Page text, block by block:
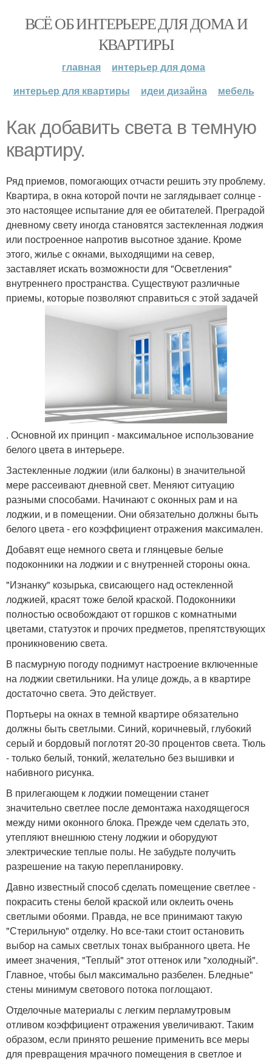
ВСЁ ОБ ИНТЕРЬЕРЕ ДЛЯ ДОМА И
КВАРТИРЫ
главная
интерьер для дома
интерьер для квартиры
идеи дизайна мебель
Как добавить света в темную
квартиру.
Ряд приемов, помогающих отчасти решить эту проблему.
Квартира, в окна которой почти не заглядывает солнце -
это настоящее испытание для ее обитателей. Преградой
дневному свету иногда становятся застекленная лоджия
или построенное напротив высотное здание. Кроме
этого, жилье с окнами, выходящими на север,
заставляет искать возможности для "Осветления"
внутреннего пространства. Существуют различные
приемы, которые позволяют справиться с этой задачей
. Основной их принцип - максимальное использование
белого цвета в интерьере.
Застекленные лоджии (или балконы) в значительной
мере рассеивают дневной свет. Меняют ситуацию
разными способами. Начинают с оконных рам и на
лоджии, и в помещении. Они обязательно должны быть
белого цвета - его коэффициент отражения максимален.
Добавят еще немного света и глянцевые белые
подоконники на лоджии и с внутренней стороны окна.
"Изнанку" козырька, свисающего над остекленной
лоджией, красят тоже белой краской. Подоконники
полностью освобождают от горшков с комнатными
цветами, статуэток и прочих предметов, препятствующих
проникновению света.
В пасмурную погоду поднимут настроение включенные
на лоджии светильники. На улице дождь, а в квартире
достаточно света. Это действует.
Портьеры на окнах в темной квартире обязательно
должны быть светлыми. Синий, коричневый, глубокий
серый и бордовый поглотят 20-30 процентов света. Тюль
- только белый, тонкий, желательно без вышивки и
набивного рисунка.
В прилегающем к лоджии помещении станет
значительно светлее после демонтажа находящегося
между ними оконного блока. Прежде чем сделать это,
утепляют внешнюю стену лоджии и оборудуют
электрические теплые полы. Не забудьте получить
разрешение на такую перепланировку.
Давно известный способ сделать помещение светлее -
покрасить стены белой краской или оклеить очень
светлыми обоями. Правда, не все принимают такую
"Стерильную" отделку. Но все-таки стоит остановить
выбор на самых светлых тонах выбранного цвета. Не
имеет значения, "Теплый" этот оттенок или "холодный".
Главное, чтобы был максимально разбелен. Бледные"
стены минимум светового потока поглощают.
Отделочные материалы с легким перламутровым
отливом коэффициент отражения увеличивают. Таким
образом, если принято решение применить все меры
для превращения мрачного помещения в светлое и